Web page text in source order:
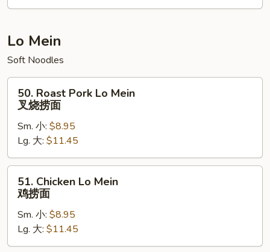
本
炒Lo Mein
Soft Noodles
Roast
Pork
Lo
Mein
叉
烧
50. Roast Pork Lo Mein
叉烧捞面
Sm. 小: $8.95
Lg. 大: $11.45
Chicken
Lo
Mein
捞
51. Chicken Lo Mein
鸡捞面
Sm. 小: $8.95
Lg. 大: $11.45